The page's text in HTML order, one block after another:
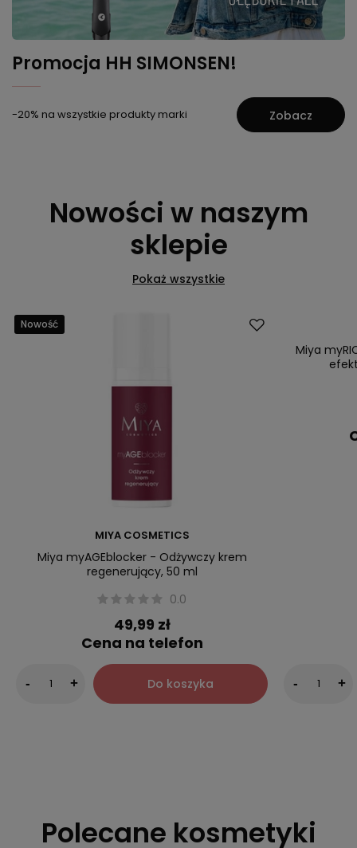
Promocja HH SIMONSEN!
-20% na wszystkie produkty marki Zobacz
Nowości w naszym
sklepie
Pokaż wszystkie
Nowość
MIYA COSMETICS
Miya myAGEblocker - Odżywczy krem
regenerujący, 50 ml
0.0
49,99 zł
Cena na telefon
- + Do koszyka
Miya
- +
Polecane kosmetyki